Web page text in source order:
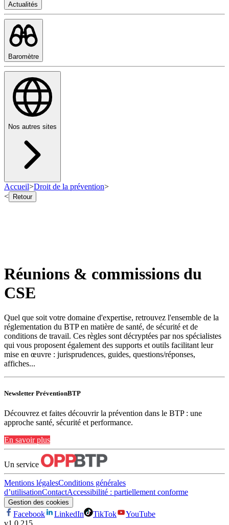
Actualités
Baromètre
Nos autres sites
Accueil>Droit de la prévention>
<
Retour
Réunions & commissions du
CSE
Quel que soit votre domaine d'expertise, retrouvez l'ensemble de la
réglementation du BTP en matière de santé, de sécurité et de
conditions de travail. Ces règles sont décryptées par nos spécialistes
qui vous proposent également des supports et outils facilitant leur
mise en œuvre : jurisprudences, guides, questions/réponses,
affiches...
Newsletter PréventionBTP
Découvrez et faites découvrir la prévention dans le BTP : une
approche santé, sécurité et performance.
En savoir plus
Un service
Mentions légalesConditions générales
d’utilisationContactAccessibilité : partiellement conforme
Gestion des cookies
Facebook LinkedIn TikTok
YouTube
v1.0.215